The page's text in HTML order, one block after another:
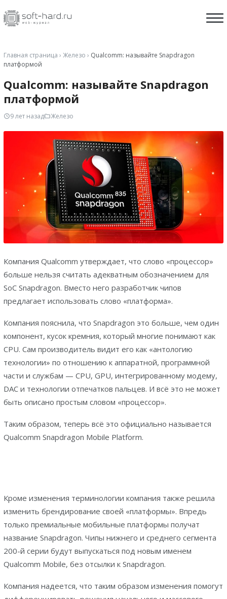
Главная страница › Железо › Qualcomm: называйте Snapdragon
платформой
Qualcomm: называйте Snapdragon
платформой
9 лет назад Железо
Компания Qualcomm утверждает, что слово «процессор»
больше нельзя считать адекватным обозначением для
SoC Snapdragon. Вместо него разработчик чипов
предлагает использовать слово «платформа».
Компания пояснила, что Snapdragon это больше, чем один
компонент, кусок кремния, который многие понимают как
CPU. Сам производитель видит его как «антологию
технологии» по отношению к аппаратной, программной
части и службам — CPU, GPU, интегрированному модему,
DAC и технологии отпечатков пальцев. И всё это не может
быть описано простым словом «процессор».
Таким образом, теперь всё это официально называется
Qualcomm Snapdragon Mobile Platform.
Кроме изменения терминологии компания также решила
изменить брендирование своей «платформы». Впредь
только премиальные мобильные платформы получат
название Snapdragon. Чипы нижнего и среднего сегмента
200-й серии будут выпускаться под новым именем
Qualcomm Mobile, без отсылки к Snapdragon.
Компания надеется, что таким образом изменения помогут